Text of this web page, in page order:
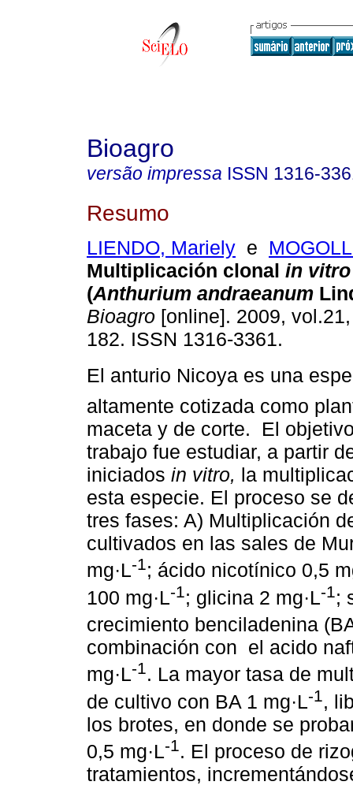
Bioagro
versão impressa ISSN 1316-
Resumo
LIENDO, Mariely e
Multiplicación clonal in vitro
(Anthurium andraeanum
Bioagro [online]. 2009,
182. ISSN 1316-3361.
El anturio Nicoya es una
altamente cotizada como
maceta y de corte. El
trabajo fue estudiar, a partir
iniciados in vitro, la
esta especie. El proceso se
tres fases: A) Multiplicación
cultivados en las sales de
mg·L-1; ácido nicotínico 0,5
100 mg·L-1 ; glicina 2 mg·L-1 ;
crecimiento benciladenina
combinación con el acido
mg·L-1. La mayor tasa de
de cultivo con BA 1 mg·L-1 ,
los brotes, en donde se
0,5 mg·L-1. El proceso de
tratamientos,